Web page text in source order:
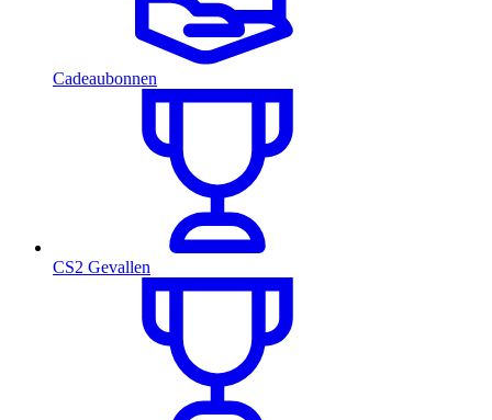
Cadeaubonnen
CS2 Gevallen